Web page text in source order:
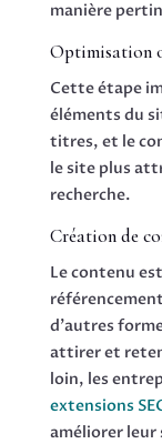
manière
Optimisation
Cette étape
éléments du
titres, et le
le site plus
recherche.
Création de
Le contenu
d’autres
attirer et
loin, les
extensions
améliorer